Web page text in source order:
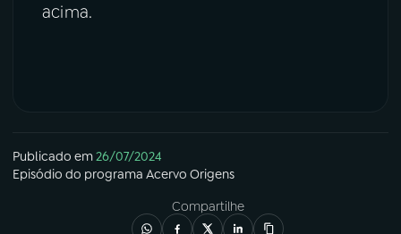
acima.
Publicado em26/07/2024
Episódio do programa Acervo Origens
Compartilhe